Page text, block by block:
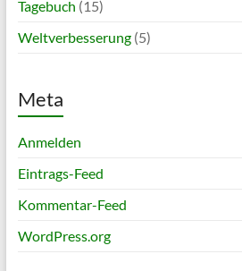
Tagebuch (15)
Weltverbesserung(5)
Meta
Anmelden
Eintrags-Feed
Kommentar-Feed
WordPress.org